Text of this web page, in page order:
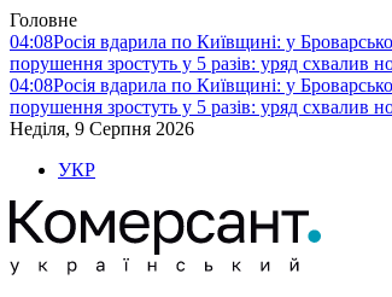
Головне
04:08Росія вдарила по Київщині: у
порушення зростуть у 5 разів: уряд схвалив
04:08Росія вдарила по Київщині: у
порушення зростуть у 5 разів: уряд схвалив
Неділя, 9 Серпня 2026
УКР